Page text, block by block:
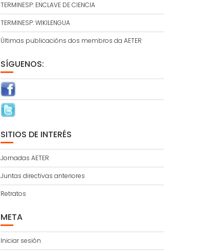
TERMINESP: ENCLAVE DE CIENCIA
TERMINESP: WIKILENGUA
Últimas publicacións dos membros da AETER
SÍGUENOS:
SITIOS DE INTERÉS
Jornadas AETER
Juntas directivas anteriores
Retratos
META
Iniciar sesión